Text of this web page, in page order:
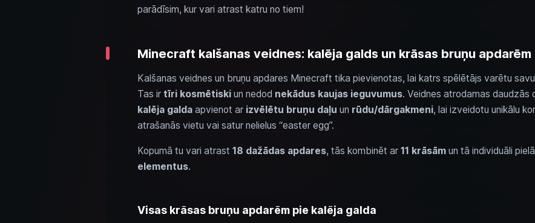
parādīsim, kur vari atrast katru no tiem!
Minecraft kalšanas veidnes: kalēja galds un krāsas bruņu apdarēm
Kalšanas veidnes un bruņu apdares Minecraft tika pievienotas, lai katrs spēlētājs varētu savu
Tas ir tīri kosmētiskiun nedod nekādus kaujas ieguvumus. Veidnes atrodamas daudzās
kalēja galdaapvienot ar izvēlētu bruņu daļu un rūdu/dārgakmeni, lai izveidotu unikālu
atrašanās vietu vai satur nelielus “easter egg”.
Kopumā tu vari atrast 18 dažādas apdares, tās kombinēt ar 11 krāsāmun tā individuāli
elementus.
Visas krāsas bruņu apdarēm pie kalēja galda